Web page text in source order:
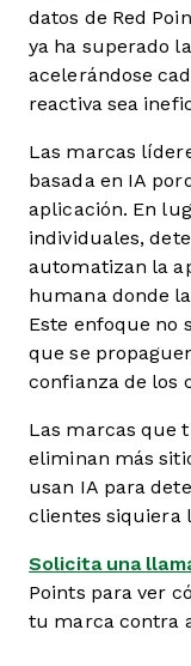
datos de Red
ya ha superado
acelerándose
reactiva sea
Las marcas
basada en IA
aplicación. En
individuales,
automatizan la
humana donde
Este enfoque no
que se
confianza de los
Las marcas que
eliminan más
usan IA para
clientes siquiera
Solicita una
Points para ver
tu marca contra